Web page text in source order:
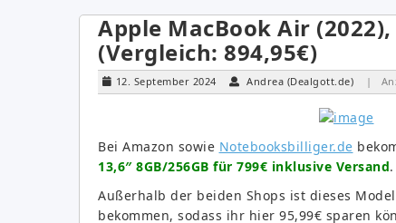
Apple MacBook Air
(Vergleich: 894,95€)
12. September 2024 Andrea (Dealgott.de) |
Bei Amazon sowie Notebooksbilliger.de
13,6″ 8GB/256GB für 799€ inklusive Versand.
Außerhalb der beiden Shops ist dieses
bekommen, sodass ihr hier 95,99€ sparen